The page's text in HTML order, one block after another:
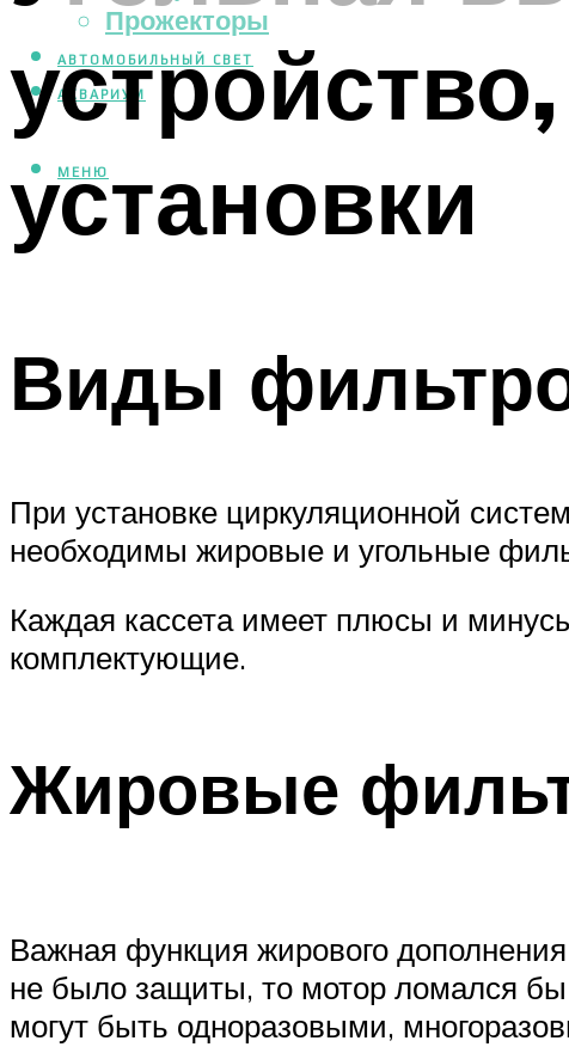
Прожекторы
АВТОМОБИЛЬНЫЙ СВЕТ
АКВАРИУМ
МЕНЮ
установки
Виды
При установке циркуляционной
необходимы жировые и угольные
Каждая кассета имеет плюсы и
комплектующие.
Жировые
Важная функция жирового
не было защиты, то мотор ломался
могут быть одноразовыми,